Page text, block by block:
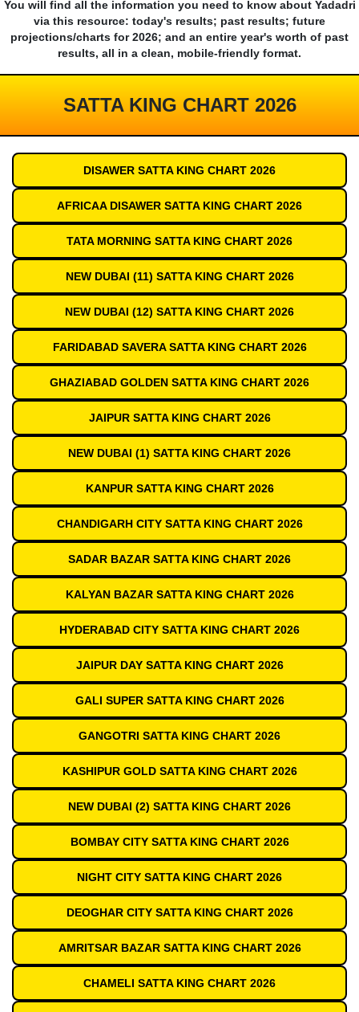
You will find all the information you need to know about Yadadri
via this resource: today's results; past results; future
projections/charts for 2026; and an entire year's worth of past
results, all in a clean, mobile-friendly format.
SATTA KING CHART 2026
DISAWER SATTA KING CHART 2026
AFRICAA DISAWER SATTA KING CHART 2026
TATA MORNING SATTA KING CHART 2026
NEW DUBAI (11) SATTA KING CHART 2026
NEW DUBAI (12) SATTA KING CHART 2026
FARIDABAD SAVERA SATTA KING CHART 2026
GHAZIABAD GOLDEN SATTA KING CHART 2026
JAIPUR SATTA KING CHART 2026
NEW DUBAI (1) SATTA KING CHART 2026
KANPUR SATTA KING CHART 2026
CHANDIGARH CITY SATTA KING CHART 2026
SADAR BAZAR SATTA KING CHART 2026
KALYAN BAZAR SATTA KING CHART 2026
HYDERABAD CITY SATTA KING CHART 2026
JAIPUR DAY SATTA KING CHART 2026
GALI SUPER SATTA KING CHART 2026
GANGOTRI SATTA KING CHART 2026
KASHIPUR GOLD SATTA KING CHART 2026
NEW DUBAI (2) SATTA KING CHART 2026
BOMBAY CITY SATTA KING CHART 2026
NIGHT CITY SATTA KING CHART 2026
DEOGHAR CITY SATTA KING CHART 2026
AMRITSAR BAZAR SATTA KING CHART 2026
CHAMELI SATTA KING CHART 2026